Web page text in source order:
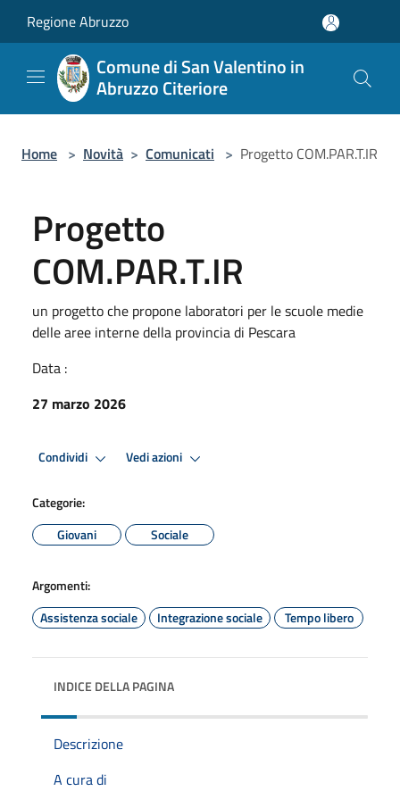
Regione Abruzzo
Comune di San Valentino in
Abruzzo Citeriore
Home > Novità > Comunicati > Progetto COM.PAR.T.IR
Progetto
COM.PAR.T.IR
un progetto che propone laboratori per le scuole medie
delle aree interne della provincia di Pescara
Data :
27 marzo 2026
Condividi Vedi azioni
Categorie:
Giovani
Sociale
Argomenti:
Assistenza sociale
Integrazione sociale Tempo libero
INDICE DELLA PAGINA
Descrizione
A cura di